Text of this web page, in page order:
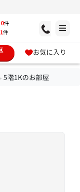
0件
1件
お気に入り
5階1Kのお部屋